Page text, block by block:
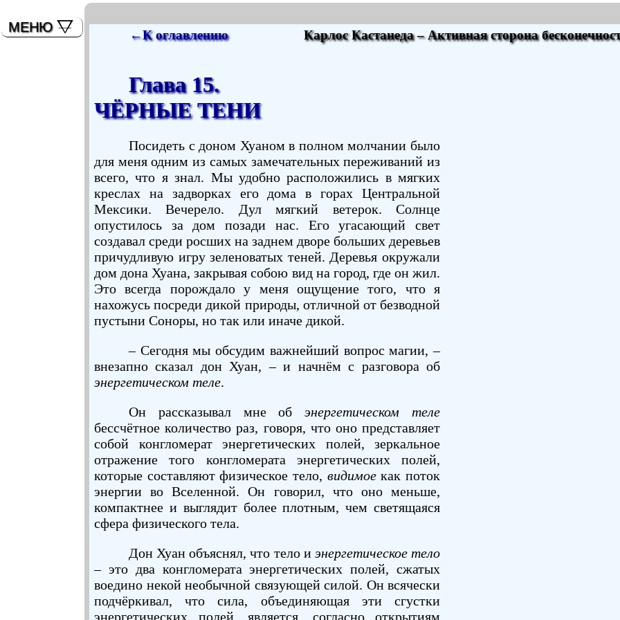
←К оглавлению Карлос Кастанеда – Активная сторона
Глава 15.
ЧЁРНЫЕ ТЕНИ
Посидеть с доном Хуаном в полном молчании было
для меня одним из самых замечательных переживаний из
всего, что я знал. Мы удобно расположились в мягких
креслах на задворках его дома в горах Центральной
Мексики. Вечерело. Дул мягкий ветерок. Солнце
опустилось за дом позади нас. Его угасающий свет
создавал среди росших на заднем дворе больших деревьев
причудливую игру зеленоватых теней. Деревья окружали
дом дона Хуана, закрывая собою вид на город, где он жил.
Это всегда порождало у меня ощущение того, что я
нахожусь посреди дикой природы, отличной от безводной
пустыни Соноры, но так или иначе дикой.
– Сегодня мы обсудим важнейший вопрос магии, –
внезапно сказал дон Хуан, – и начнём с разговора об
энергетическом теле.
Он рассказывал мне обэнергетическом теле
бессчётное количество раз, говоря, что оно представляет
собой конгломерат энергетических полей, зеркальное
отражение того конгломерата энергетических полей,
которые составляют физическое тело, видимоекак поток
энергии во Вселенной. Он говорил, что оно меньше,
компактнее и выглядит более плотным, чем светящаяся
сфера физического тела.
Дон Хуан объяснял, что тело и энергетическое тело
– это два конгломерата энергетических полей, сжатых
воедино некой необычной связующей силой. Он всячески
подчёркивал, что сила, объединяющая эти сгустки
энергетических полей, является, согласно открытиям
МЕНЮ